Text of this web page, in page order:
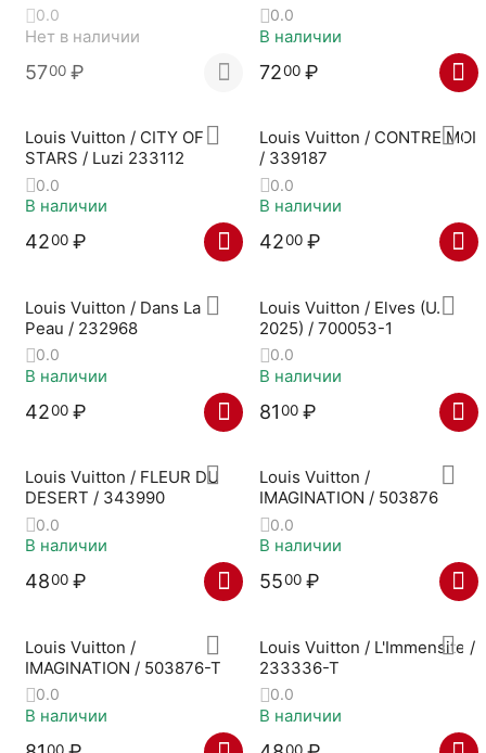
0.0
Нет в наличии
5700 ₽
0.0
В наличии
7200 ₽
Louis Vuitton / CITY OF
STARS / Luzi 233112
0.0
В наличии
4200 ₽
Louis Vuitton / CONTRE MOI
/ 339187
0.0
В наличии
4200 ₽
Louis Vuitton / Dans La
Peau / 232968
0.0
В наличии
4200 ₽
Louis Vuitton / Elves (U.
2025) / 700053-1
0.0
В наличии
8100 ₽
Louis Vuitton / FLEUR DU
DESERT / 343990
0.0
В наличии
4800 ₽
Louis Vuitton /
IMAGINATION / 503876
0.0
В наличии
5500 ₽
Louis Vuitton /
IMAGINATION / 503876-T
0.0
В наличии
00
Louis Vuitton / L'Immensite /
233336-T
0.0
В наличии
00